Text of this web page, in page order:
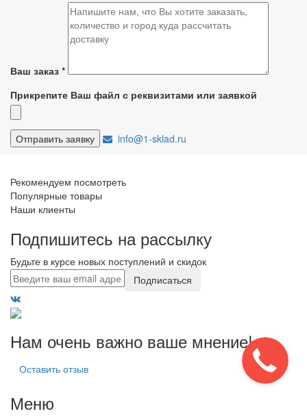
Ваш заказ *
Прикрепите Ваш файл с реквизитами или заявкой
info@1-sklad.ru
Рекомендуем посмотреть
Популярные товары
Наши клиенты
Подпишитесь на рассылку
Будьте в курсе новых поступлений и скидок
Подписаться
Нам очень важно ваше мнение!
Оставить отзыв
Меню